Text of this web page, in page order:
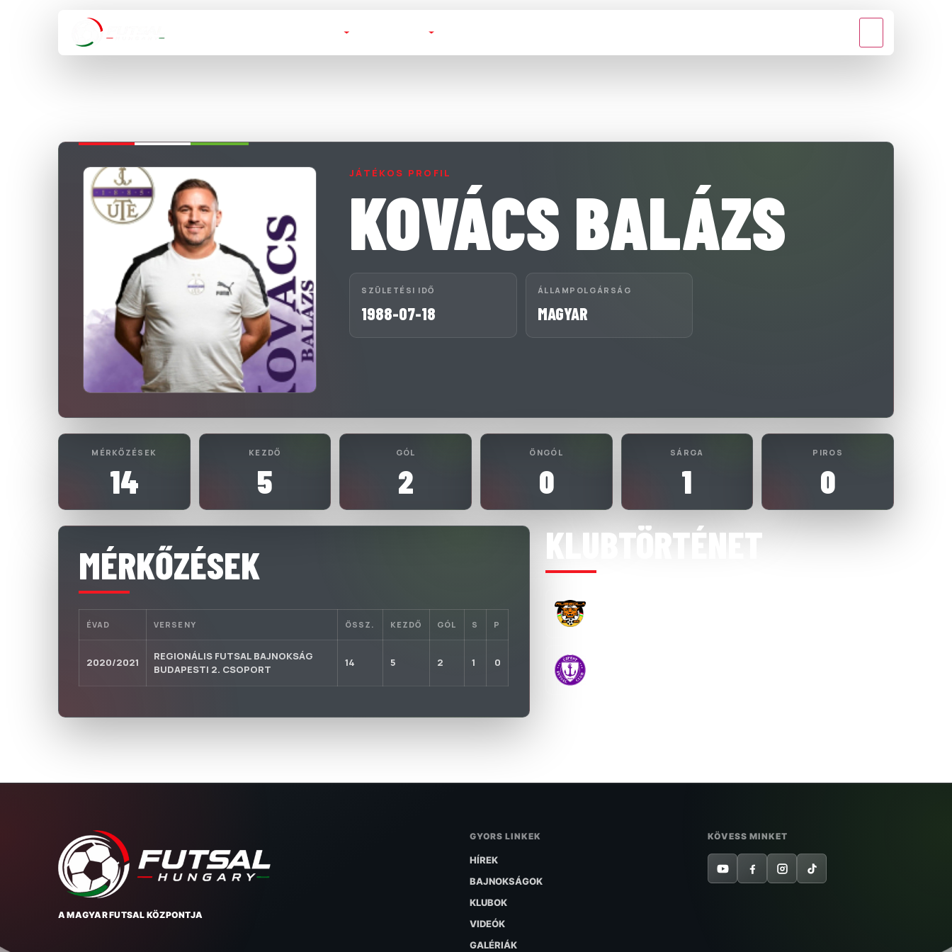
JÁTÉKOS PROFIL
KOVÁCS BALÁZS
SZÜLETÉSI IDŐ
1988-07-18
ÁLLAMPOLGÁRSÁG
MAGYAR
MÉRKŐZÉSEK
14
KEZDŐ
5
GÓL
2
ÖNGÓL
0
SÁRGA
1
PIROS
0
MÉRKŐZÉSEK
ÉVAD VERSENY ÖSSZ. KEZDŐ GÓL S P
2020/2021
REGIONÁLIS FUTSAL BAJNOKSÁG
BUDAPESTI 2. CSOPORT
14 5 2 1 0
KLUBTÖRTÉNET
RUBIKA FUTSAL SPORTSZERVEZŐ KFT.
2020-09-01 Új igazolás
A MAGYAR FUTSAL KÖZPONTJA
GYORS LINKEK
HÍREK
BAJNOKSÁGOK
KLUBOK
VIDEÓK
GALÉRIÁK
KÖVESS MINKET